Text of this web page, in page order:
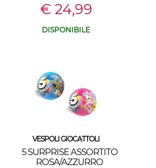
€ 24,99
DISPONIBILE
VESPOLI GIOCATTOLI
5 SURPRISE ASSORTITO
ROSA/AZZURRO